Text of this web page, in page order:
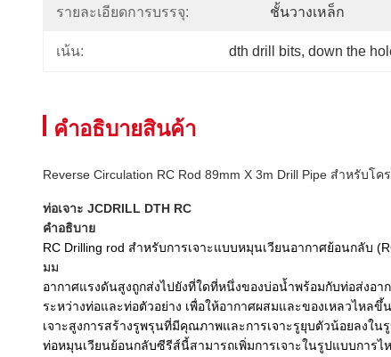
รายละเอียดการบรรจุ: ชั้นวางเหล็ก
เน้น: dth drill bits, down the
คําอธิบายสินค้า
Reverse Circulation RC Rod 89mm X 3m Drill Pipe สำหรับโค
ท่อเจาะ JCDRILL DTH RC
คำอธิบาย
RC Drilling rod สำหรับการเจาะแบบหมุนเวียนอากาศย้อนกลับ
มม
อากาศแรงดันสูงถูกส่งไปยังที่ใดที่หนึ่งของบ่อน้ำพร้อมกับท่อส่งอ
ระหว่างท่อและท่อตัวอย่าง เพื่อให้อากาศผสมและของเหลวไหล
เจาะสูงการสร้างรูพรุนที่มีคุณภาพและการเจาะรูยุบตัวน้อยลงใน
ท่อหมุนเวียนย้อนกลับซีรีส์นี้สามารถเพิ่มการเจาะในรูปแบบการ